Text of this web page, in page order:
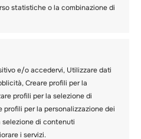
statistiche o la combinazione di
e/o accedervi, Utilizzare dati
Creare profili per la
profili per la selezione di
per la personalizzazione dei
di contenuti
i servizi.